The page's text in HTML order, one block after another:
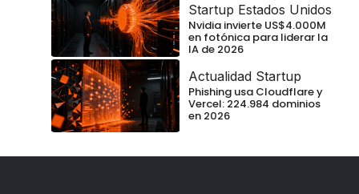
Startup Estados Unidos
Nvidia invierte US$4.000M
en fotónica para liderar la
IA de 2026
Actualidad Startup
Phishing usa Cloudflare y
Vercel: 224.984 dominios
en 2026